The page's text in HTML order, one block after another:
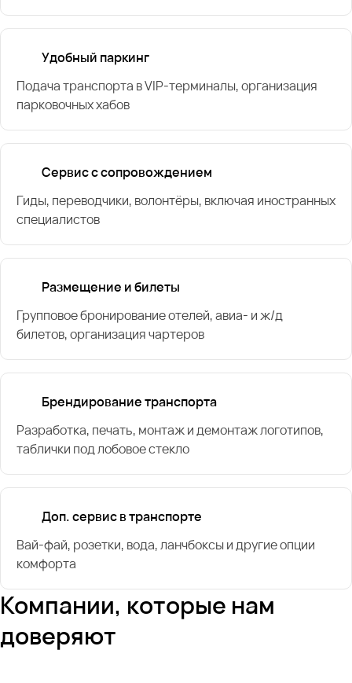
Удобный паркинг
Подача транспорта в VIP-терминалы, организация
парковочных хабов
Сервис с сопровождением
Гиды, переводчики, волонтёры, включая иностранных
специалистов
Размещение и билеты
Групповое бронирование отелей, авиа- и ж/д
билетов, организация чартеров
Брендирование транспорта
Разработка, печать, монтаж и демонтаж логотипов,
таблички под лобовое стекло
Доп. сервис в транспорте
Вай-фай, розетки, вода, ланчбоксы и другие опции
комфорта
Компании, которые нам
доверяют